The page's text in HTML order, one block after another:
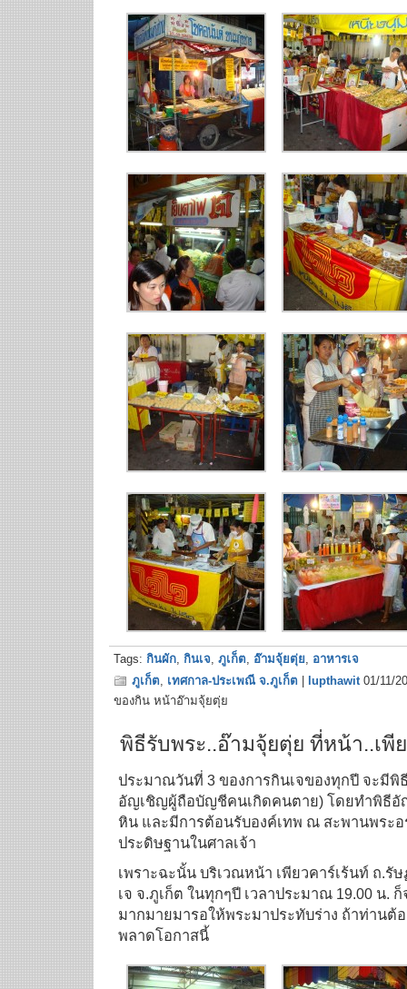
Tags: กินผัก, กินเจ, ภูเก็ต, อ๊ามจุ้ยตุ่ย, อาหารเจ
ภูเก็ต, เทศกาล-ประเพณี จ.ภูเก็ต lupthawit01/11/
ของกิน หน้าอ๊ามจุ้ยตุ่ย
พิธีรับพระ..อ๊ามจุ้ยตุ่ย ที่หน้า..เพี
ประมาณวันที่ 3 ของการกินเจของทุกปี จะมีพิ
อัญเชิญผู้ถือบัญชีคนเกิดคนตาย) โดยทำพิธีอั
หิน และมีการต้อนรับองค์เทพ ณ สะพานพระ
ประดิษฐานในศาลเจ้า
เพราะฉะนั้น บริเวณหน้า เพียวคาร์เร้นท์ ถ.รั
เจ จ.ภูเก็ต ในทุกๆปี เวลาประมาณ 19.00 น.
มากมายมารอให้พระมาประทับร่าง ถ้าท่านต้
พลาดโอกาสนี้